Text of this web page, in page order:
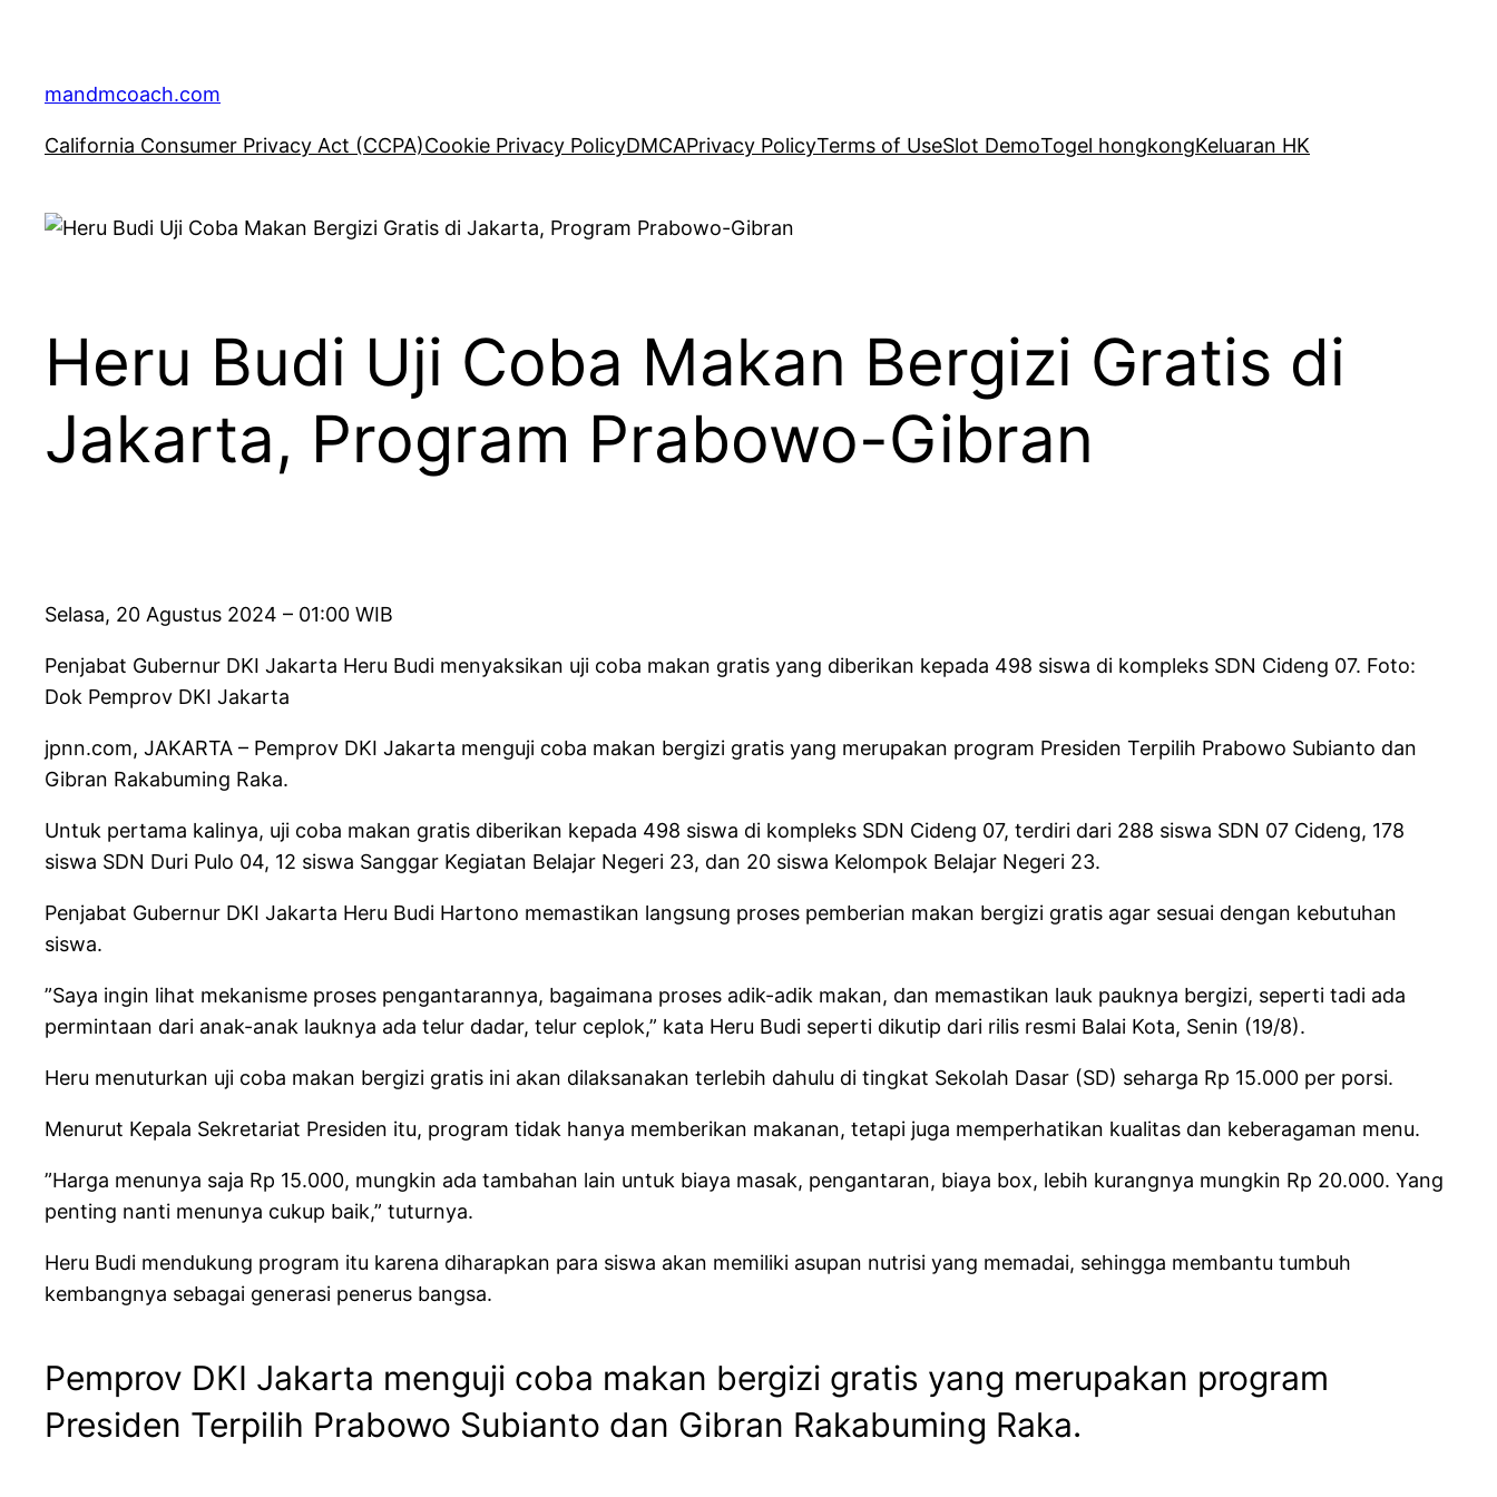
content
mandmcoach.com
California Consumer Privacy Act (CCPA)Cookie Privacy PolicyDMCAPrivacy PolicyTerms of UseSlot DemoTogel hongkongKeluaran HK
Heru Budi Uji Coba Makan Bergizi Gratis di
Jakarta, Program Prabowo-Gibran
Selasa, 20 Agustus 2024 – 01:00 WIB
Penjabat Gubernur DKI Jakarta Heru Budi menyaksikan uji coba makan gratis yang diberikan kepada 498 siswa di kompleks SDN Cideng 07. Foto:
Dok Pemprov DKI Jakarta
jpnn.com, JAKARTA – Pemprov DKI Jakarta menguji coba makan bergizi gratis yang merupakan program Presiden Terpilih Prabowo Subianto dan
Gibran Rakabuming Raka.
Untuk pertama kalinya, uji coba makan gratis diberikan kepada 498 siswa di kompleks SDN Cideng 07, terdiri dari 288 siswa SDN 07 Cideng, 178
siswa SDN Duri Pulo 04, 12 siswa Sanggar Kegiatan Belajar Negeri 23, dan 20 siswa Kelompok Belajar Negeri 23.
Penjabat Gubernur DKI Jakarta Heru Budi Hartono memastikan langsung proses pemberian makan bergizi gratis agar sesuai dengan kebutuhan
siswa.
”Saya ingin lihat mekanisme proses pengantarannya, bagaimana proses adik-adik makan, dan memastikan lauk pauknya bergizi, seperti tadi ada
permintaan dari anak-anak lauknya ada telur dadar, telur ceplok,” kata Heru Budi seperti dikutip dari rilis resmi Balai Kota, Senin (19/8).
Heru menuturkan uji coba makan bergizi gratis ini akan dilaksanakan terlebih dahulu di tingkat Sekolah Dasar (SD) seharga Rp 15.000 per porsi.
Menurut Kepala Sekretariat Presiden itu, program tidak hanya memberikan makanan, tetapi juga memperhatikan kualitas dan keberagaman menu.
”Harga menunya saja Rp 15.000, mungkin ada tambahan lain untuk biaya masak, pengantaran, biaya box, lebih kurangnya mungkin Rp 20.000. Yang
penting nanti menunya cukup baik,” tuturnya.
Heru Budi mendukung program itu karena diharapkan para siswa akan memiliki asupan nutrisi yang memadai, sehingga membantu tumbuh
kembangnya sebagai generasi penerus bangsa.
Pemprov DKI Jakarta menguji coba makan bergizi gratis yang merupakan program
Presiden Terpilih Prabowo Subianto dan Gibran Rakabuming Raka.